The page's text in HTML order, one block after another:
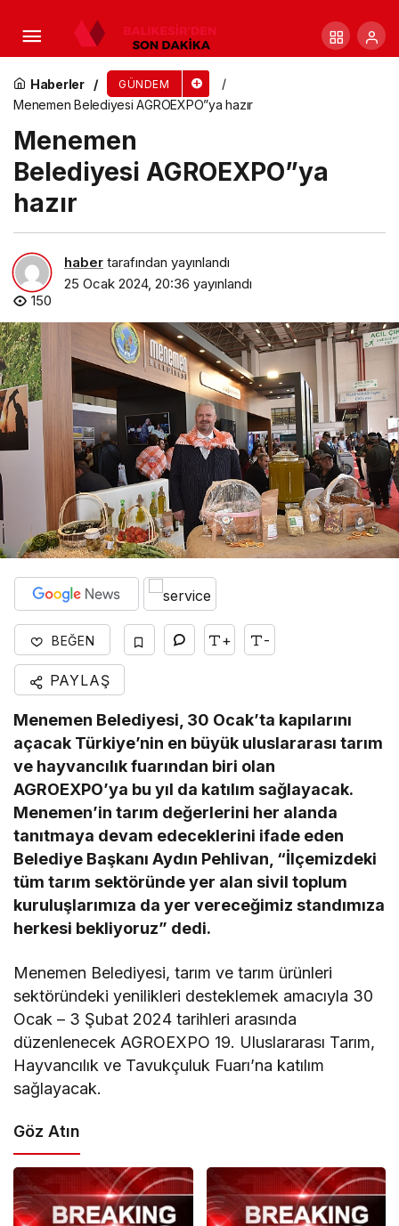
Haberler GÜNDEM
Menemen Belediyesi AGROEXPO”ya hazır
Menemen
Belediyesi AGROEXPO”ya
hazır
haber tarafından yayınlandı
25 Ocak 2024, 20:36 yayınlandı
150
BEĞEN + -
PAYLAŞ
Menemen Belediyesi, 30 Ocak’ta kapılarını
açacak Türkiye’nin en büyük uluslararası tarım
ve hayvancılık fuarından biri olan
AGROEXPO’ya bu yıl da katılım sağlayacak.
Menemen’in tarım değerlerini her alanda
tanıtmaya devam edeceklerini ifade eden
Belediye Başkanı Aydın Pehlivan, “İlçemizdeki
tüm tarım sektöründe yer alan sivil toplum
kuruluşlarımıza da yer vereceğimiz standımıza
herkesi bekliyoruz” dedi.
Menemen Belediyesi, tarım ve tarım ürünleri
sektöründeki yenilikleri desteklemek amacıyla 30
Ocak – 3 Şubat 2024 tarihleri arasında
düzenlenecek AGROEXPO 19. Uluslararası Tarım,
Hayvancılık ve Tavukçuluk Fuarı’na katılım
sağlayacak.
Göz Atın
Torbalı, Uğur Mumcu anması